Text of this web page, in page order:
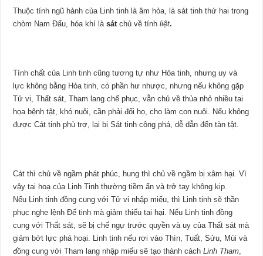
Thuộc tính ngũ hành của Linh tinh là âm hỏa, là sát tinh thứ hai trong
chòm Nam Đẩu, hóa khí làsát chủ về tínhliệt.
Tính chất của Linh tinh cũng tương tự như Hỏa tinh, nhưng uy và
lực không bằng Hỏa tinh, có phần hư nhược, nhưng nếu không gặp
Tử vi, Thất sát, Tham lang chế phục, vẫn chủ về thủa nhỏ nhiều tai
họa bệnh tật, khó nuôi, cần phải đổi họ, cho làm con nuôi. Nếu không
được Cát tinh phù trợ, lại bị Sát tinh công phá, dễ dẫn đến tàn tật.
Cát thì chủ về ngầm phát phúc, hung thì chủ về ngầm bị xâm hại. Vì
vậy tai hoạ của Linh Tinh thường tiềm ẩn và trở tay không kịp.
Nếu Linh tinh đồng cung với Tử vi nhập miếu, thì Linh tinh sẽ thần
phục nghe lệnh Đế tinh mà giảm thiểu tai hại. Nếu Linh tinh đồng
cung với Thất sát, sẽ bị chế ngự trước quyền và uy của Thất sát mà
giảm bớt lực phá hoại. Linh tinh nếu rơi vào Thìn, Tuất, Sửu, Mùi và
đồng cung với Tham lang nhập miếu sẽ tạo thành cáchLinh Tham